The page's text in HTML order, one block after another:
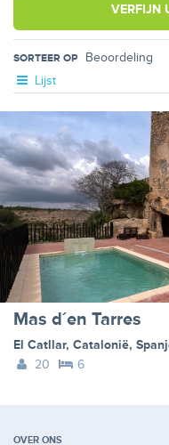
VERFIJN
SORTEER OP
Lijst
Mas d´en Tarres
El Catllar, Catalonië,
20
6
OVER ONS